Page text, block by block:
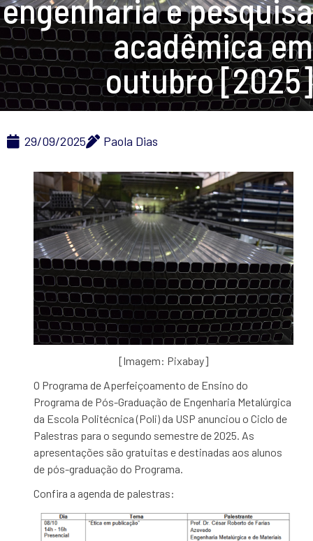
engenharia e pesquisa
acadêmica em
outubro [2025]
29/09/2025 Paola Dias
[Imagem: Pixabay]
O Programa de Aperfeiçoamento de Ensino do
Programa de Pós-Graduação de Engenharia Metalúrgica
da Escola Politécnica (Poli) da USP anunciou o Ciclo de
Palestras para o segundo semestre de 2025. As
apresentações são gratuitas e destinadas aos alunos
de pós-graduação do Programa.
Confira a agenda de palestras: